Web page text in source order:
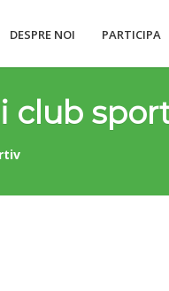
DESPRE NOI PARTICIPA
club